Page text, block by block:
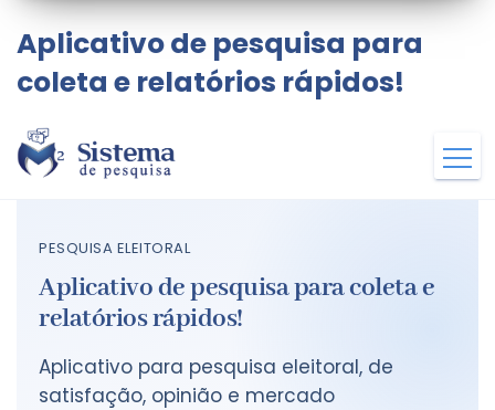
Aplicativo de pesquisa para
coleta e relatórios rápidos!
PESQUISA ELEITORAL
Aplicativo de pesquisa para coleta e
relatórios rápidos!
Aplicativo para pesquisa eleitoral, de
satisfação, opinião e mercado